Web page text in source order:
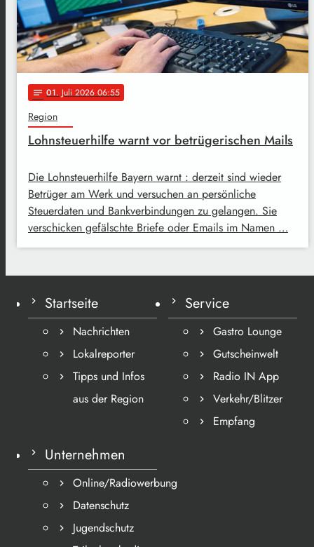
notes 01. Juli 2026 06:55
Region
Lohnsteuerhilfe warnt vor betrügerischen Mails
Die Lohnsteuerhilfe Bayern warnt : derzeit sind wieder
Betrüger am Werk und versuchen an persönliche
Steuerdaten und Bankverbindungen zu gelangen. Sie
verschicken gefälschte Briefe oder Emails im Namen …
Startseite
Nachrichten
Lokalreporter
Tipps und Infos
aus der Region
Service
Gastro Lounge
Gutscheinwelt
Radio IN App
Verkehr/Blitzer
Empfang
Unternehmen
Online/Radiowerbung
Datenschutz
Jugendschutz